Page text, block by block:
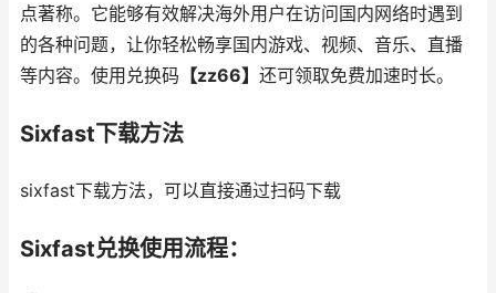
点著称。它能够有效解决海外用户在访问国内网络时遇到
的各种问题，让你轻松畅享国内游戏、视频、音乐、直播
等内容。使用兑换码 【zz66】 还可领取免费加速时长。
Sixfast下载方法
sixfast下载方法，可以直接通过扫码下载
Sixfast兑换使用流程：